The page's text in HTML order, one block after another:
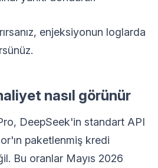
enjeksiyonun loglarda
nasıl görünür
DeepSeek'in standart API
paketlenmiş kredi
Bu oranlar Mayıs 2026